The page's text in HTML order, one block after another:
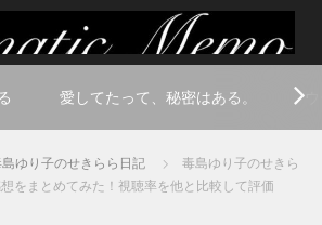
愛してたって、秘密はある。
ゆり子のせきらら日記
毒島ゆり子のせきら
をまとめてみた！視聴率を他と比較して評価